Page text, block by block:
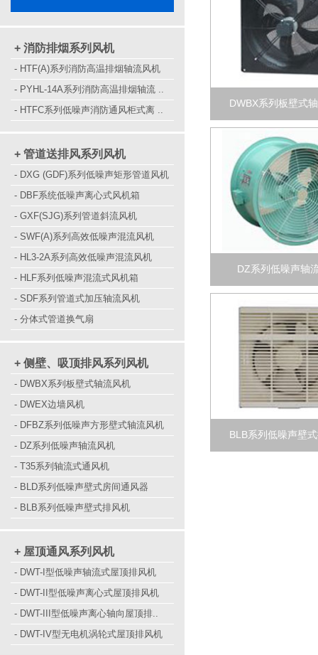
+ 消防排烟系列风机
- HTF(A)系列消防高温排烟轴流风机
- PYHL-14A系列消防高温排烟轴流 ..
- HTFC系列低噪声消防通风柜式离 ..
+ 管道送排风系列风机
- DXG (GDF)系列低噪声矩形管道风机
- DBF系统低噪声离心式风机箱
- GXF(SJG)系列管道斜流风机
- SWF(A)系列高效低噪声混流风机
- HL3-2A系列高效低噪声混流风机
- HLF系列低噪声混流式风机箱
- SDF系列管道式加压轴流风机
- 分体式管道换气扇
+ 侧壁、吸顶排风系列风机
- DWBX系列板壁式轴流风机
- DWEX边墙风机
- DFBZ系列低噪声方形壁式轴流风机
- DZ系列低噪声轴流风机
- T35系列轴流式通风机
- BLD系列低噪声壁式房间通风器
- BLB系列低噪声壁式排风机
+ 屋顶通风系列风机
- DWT-I型低噪声轴流式屋顶排风机
- DWT-II型低噪声离心式屋顶排风机
- DWT-III型低噪声离心轴向屋顶排..
- DWT-IV型无电机涡轮式屋顶排风机
DWBX系列板壁式
DZ系列低噪声轴
BLB系列低噪声壁